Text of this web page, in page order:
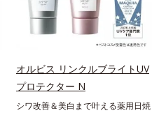
オルビス リンクルブライトUV
プロテクター N
シワ改善＆美白まで叶える薬用日焼